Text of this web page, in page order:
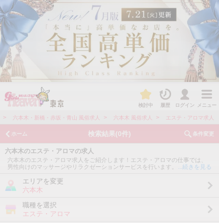
詳しくはこちら
検討中 履歴 ログイン メニュー
> 六本木・新橋・赤坂・青山 風俗求人 > 六本木 風俗求人 > エステ・アロマ求人
検索結果(0件)
ホーム 条件変更
六本木のエステ・アロマの求人
六本木のエステ・アロマ求人をご紹介します！エステ・アロマの仕事では、
男性向けのマッサージやリラクゼーションサービスを行います。ソフトサー
少ないのに、高収入を目指すことが可能です。風俗初心者の方や、ソフトサ
ービスが希望の方は特に六本木のエステ・アロマ求人がおすすめです。
...続きを見る
エリアを変更
六本木
職種を選択
エステ・アロマ